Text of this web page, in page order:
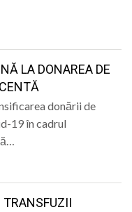
LA DONAREA DE
donării de
19 în cadrul
TRANSFUZII